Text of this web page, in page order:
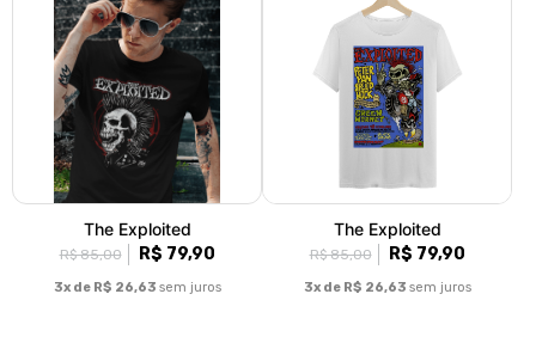
The Exploited
R$ 85,00 R$ 79,90
3x de R$ 26,63 sem juros
The Exploited
R$ 85,00 R$ 79,90
3x de R$ 26,63 sem juros